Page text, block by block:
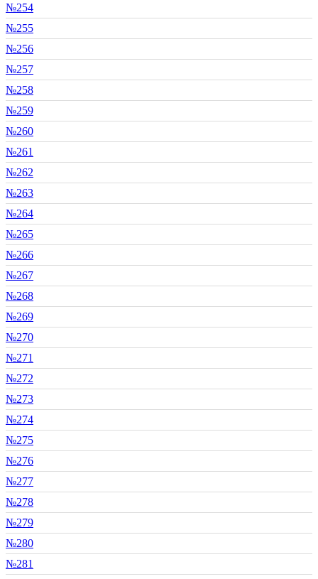
№254
№255
№256
№257
№258
№259
№260
№261
№262
№263
№264
№265
№266
№267
№268
№269
№270
№271
№272
№273
№274
№275
№276
№277
№278
№279
№280
№281